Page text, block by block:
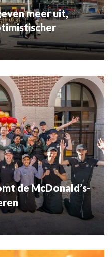
meer uit,
de McDonald’s-